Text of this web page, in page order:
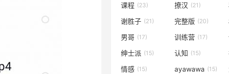
课程 (23) 撩汉 (21)
谢胜子 (21) 完整版 (20)
男哥 (17) 训练营 (17)
绅士派 (15) 认知 (15)
情感 (15) ayawawa (15)